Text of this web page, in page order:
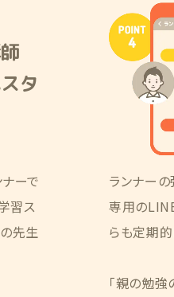
タ
ーで
習ス
先生
ランナー
専用の
らも定期
「親の勉